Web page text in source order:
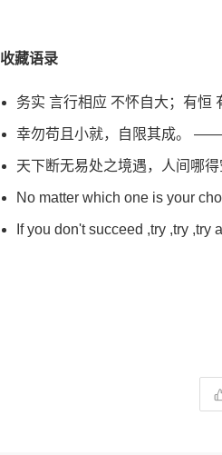
收藏语录
务实 言行相应 不怀自大；有恒
幸勿苟且小就，自限其成。
天下断无易处之境遇，人间哪
No matter which one is your
If you don't succeed ,try ,try ,try